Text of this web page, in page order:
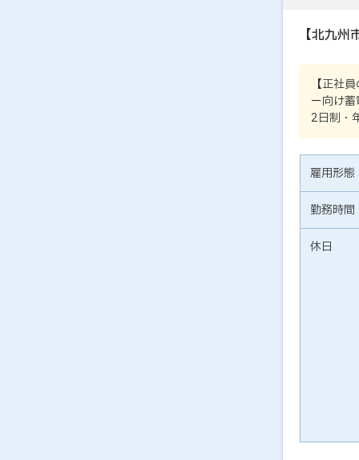
【北九
【正社
ー向け
2日制・
雇用形態
勤務時間
休日